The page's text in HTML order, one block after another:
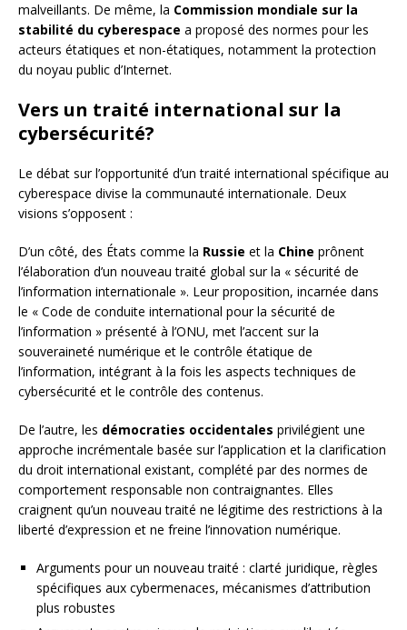
malveillants. De même, la Commission mondiale sur la
stabilité du cyberespace a proposé des normes pour les
acteurs étatiques et non-étatiques, notamment la protection
du noyau public d’Internet.
Vers un traité international sur la
cybersécurité?
Le débat sur l’opportunité d’un traité international spécifique au
cyberespace divise la communauté internationale. Deux
visions s’opposent :
D’un côté, des États comme la Russie et la Chine prônent
l’élaboration d’un nouveau traité global sur la « sécurité de
l’information internationale ». Leur proposition, incarnée dans
le « Code de conduite international pour la sécurité de
l’information » présenté à l’ONU, met l’accent sur la
souveraineté numérique et le contrôle étatique de
l’information, intégrant à la fois les aspects techniques de
cybersécurité et le contrôle des contenus.
De l’autre, les démocraties occidentales privilégient une
approche incrémentale basée sur l’application et la clarification
du droit international existant, complété par des normes de
comportement responsable non contraignantes. Elles
craignent qu’un nouveau traité ne légitime des restrictions à la
liberté d’expression et ne freine l’innovation numérique.
Arguments pour un nouveau traité : clarté juridique, règles
spécifiques aux cybermenaces, mécanismes d’attribution
plus robustes